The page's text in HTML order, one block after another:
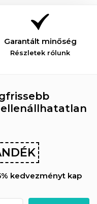
Garantált minőség
Részletek rólunk
ellenállhatatlan
kedvezményt kap